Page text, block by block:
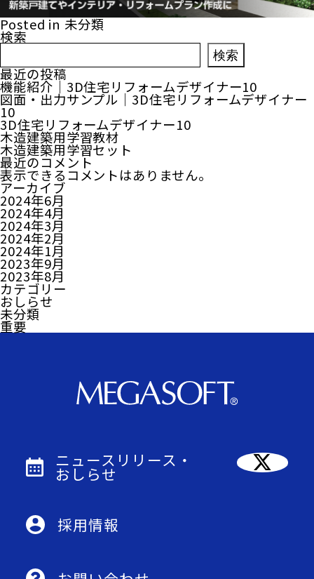
Posted in 未分類
検索
検索
最近の投稿
機能紹介｜3D住宅リフォームデザイナー10
図面・出力サンプル｜3D住宅リフォームデザイナー
10
3D住宅リフォームデザイナー10
木造建築用学習教材
木造建築用学習セット
最近のコメント
表示できるコメントはありません。
アーカイブ
2024年6月
2024年4月
2024年3月
2024年2月
2024年1月
2023年9月
2023年8月
カテゴリー
おしらせ
未分類
重要
ニュースリリース・
おしらせ
採用情報